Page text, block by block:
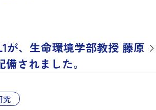
が、生命環境学部教授 藤原
されました。
究